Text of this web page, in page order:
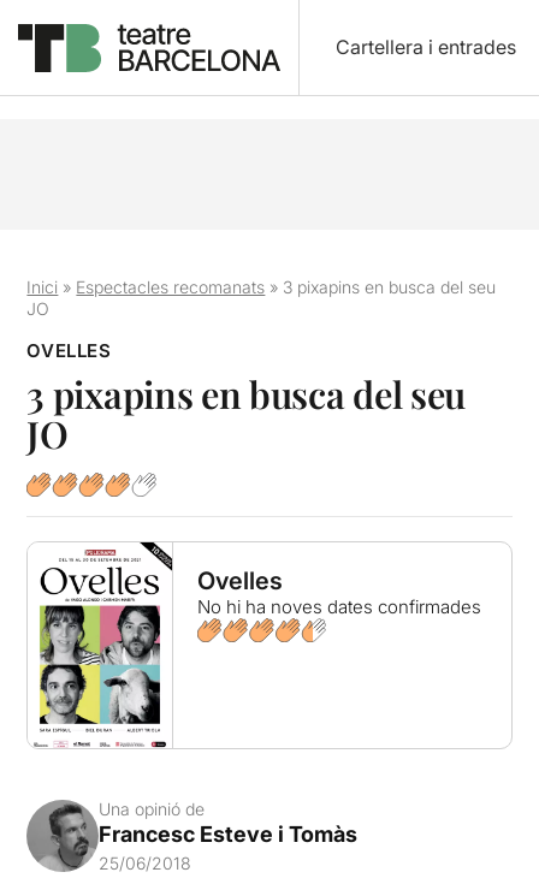
Cartellera i entrades
Inici » Espectacles recomanats » 3 pixapins en busca del seu
JO
OVELLES
3 pixapins en busca del seu
JO
Ovelles
No hi ha noves dates confirmades
Una opinió de
Francesc Esteve i Tomàs
25/06/2018